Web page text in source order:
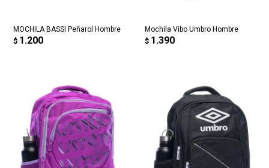
MOCHILA BASSI Peñarol Hombre
$ 1.200
Mochila Vibo Umbro Hombre
$ 1.390